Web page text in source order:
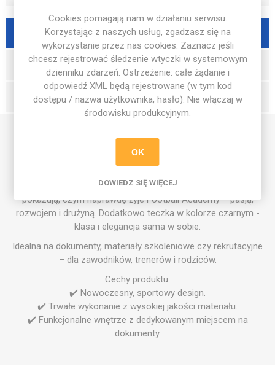
OPIS PRODUKTU
RECENZJE
WYŚLIJ PYTANIE
także mocny element identyfikacji każdego członka naszej
boiska i dynamiczny środek wypełniony inspirującymi hasłami
pokazują, czym naprawdę żyje Football Academy – pasją,
rozwojem i drużyną. Dodatkowo teczka w kolorze czarnym -
klasa i elegancja sama w sobie.
Idealna na dokumenty, materiały szkoleniowe czy rekrutacyjne
– dla zawodników, trenerów i rodziców.
Cechy produktu:
✔️ Nowoczesny, sportowy design.
✔️ Trwałe wykonanie z wysokiej jakości materiału.
✔️ Funkcjonalne wnętrze z dedykowanym miejscem na
dokumenty.
Cookies pomagają nam w działaniu serwisu.
Korzystając z naszych usług, zgadzasz się na
wykorzystanie przez nas cookies. Zaznacz jeśli
chcesz rejestrować śledzenie wtyczki w systemowym
dzienniku zdarzeń. Ostrzeżenie: całe żądanie i
odpowiedź XML będą rejestrowane (w tym kod
dostępu / nazwa użytkownika, hasło). Nie włączaj w
środowisku produkcyjnym.
OK
DOWIEDZ SIĘ WIĘCEJ